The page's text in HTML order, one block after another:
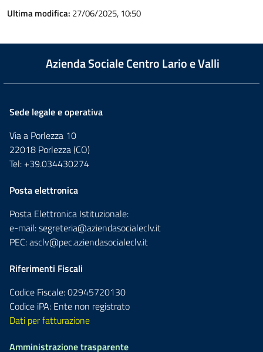
Ultima modifica: 27/06/2025, 10:50
Azienda Sociale Centro Lario e Valli
Sede legale e operativa
Via a Porlezza 10
22018 Porlezza (CO)
Tel: +39.034430274
Posta elettronica
Posta Elettronica Istituzionale:
e-mail:segreteria@aziendasocialeclv.it
PEC:asclv@pec.aziendasocialeclv.it
Riferimenti Fiscali
Codice Fiscale: 02945720130
Codice iPA: Ente non registrato
Dati per fatturazione
Amministrazione trasparente